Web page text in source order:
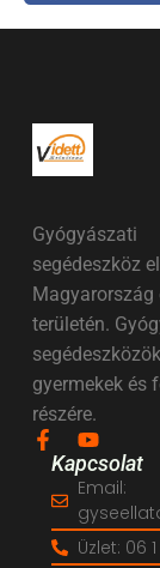
Gyógyászati
segédeszköz
Magyarország
területén.
segédeszközök
gyermekek és
részére.
Kapcsolat
Email:
Üzlet: 06